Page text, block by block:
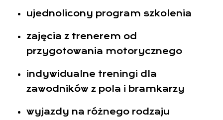
ujednolicony program szkolenia
zajęcia z trenerem od
przygotowania motorycznego
indywidualne treningi dla
zawodników z pola i bramkarzy
wyjazdy na różnego rodzaju